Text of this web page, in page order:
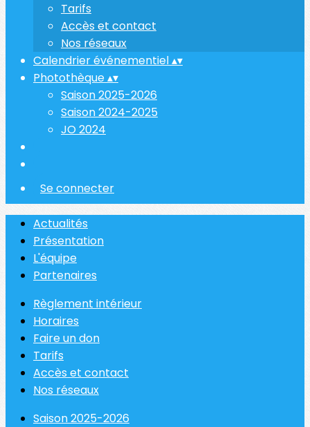
Tarifs
Accès et contact
Nos réseaux
Calendrier événementiel▴▾
Photothèque▴▾
Saison 2025-2026
Saison 2024-2025
JO 2024
Se connecter
Actualités
Présentation
L'équipe
Partenaires
Règlement intérieur
Horaires
Faire un don
Tarifs
Accès et contact
Nos réseaux
Saison 2025-2026